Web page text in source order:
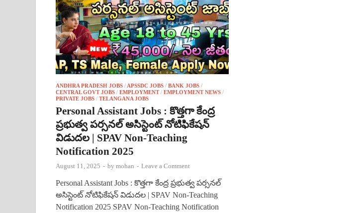
ANDHRA PRADESH JOBS / APSSDC JOBS / BANK JOBS /
CENTRAL GOVT JOBS / EMPLOYMENT/ EMPLOYMENT NEWS /
PRIVATE JOBS / TELANGANA JOBS
Personal Assistant Jobs : కొత్తగా కేంద్ర
ప్రభుత్వ పర్సనల్ అసిస్టెంట్ నోటిఫికేషన్
విడుదల | SPAV Non-Teaching
Notification 2025
August 11, 2025 - by mohan - Leave a Comment
Personal Assistant Jobs : కొత్తగా కేంద్ర ప్రభుత్వ పర్సనల్
అసిస్టెంట్ నోటిఫికేషన్ విడుదల | SPAV Non-Teaching
Notification 2025 SPAV Non-Teaching Notification